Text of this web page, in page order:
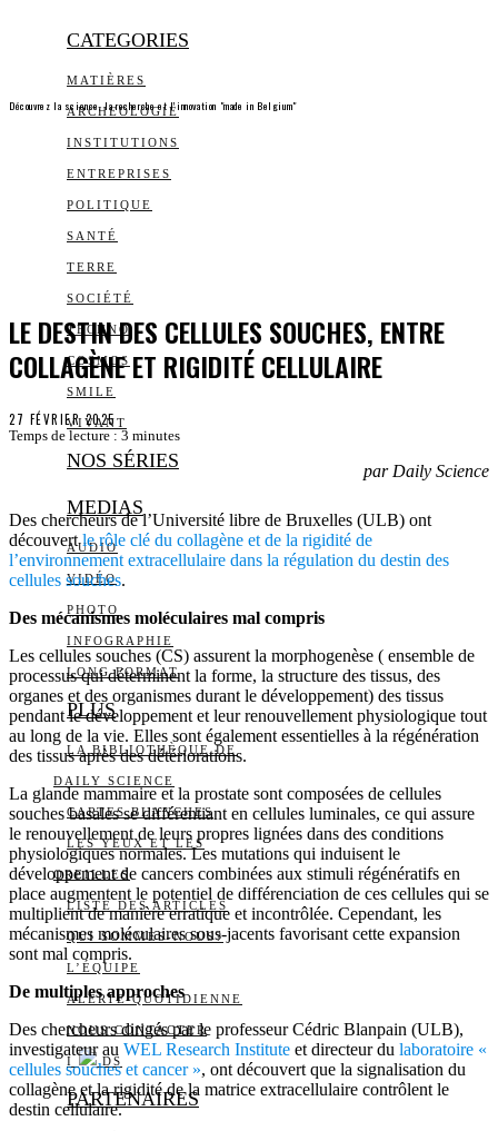
CATEGORIES
MATIÈRES
ARCHEOLOGIE
INSTITUTIONS
ENTREPRISES
POLITIQUE
SANTÉ
TERRE
SOCIÉTÉ
TECHNO
COSMOS
SMILE
VIVANT
NOS SÉRIES
MEDIAS
AUDIO
VIDÉO
PHOTO
INFOGRAPHIE
LONG FORMAT
PLUS
LA BIBLIOTHÈQUE DE
DAILY SCIENCE
CARTES BLANCHES
LES YEUX ET LES
OREILLES
LISTE DES ARTICLES
QUI SOMMES-NOUS?
L’ÉQUIPE
ALERTE QUOTIDIENNE
NOUS CONTACTER
I DS
PARTENAIRES
Découvrez la science, la recherche et l’innovation "made in Belgium"
LE DESTIN DES CELLULES SOUCHES, ENTRE
COLLAGÈNE ET RIGIDITÉ CELLULAIRE
27 FÉVRIER 2025
Temps de lecture : 3 minutes
par Daily Science
Des chercheurs de l’Université libre de Bruxelles (ULB) ont
découvertle rôle clé du collagène et de la rigidité de
l’environnement extracellulaire dans la régulation du destin des
cellules souches.
Des mécanismes moléculaires mal compris
Les cellules souches (CS) assurent la morphogenèse ( ensemble de
processus qui déterminent la forme, la structure des tissus, des
organes et des organismes durant le développement) des tissus
pendant le développement et leur renouvellement physiologique tout
au long de la vie. Elles sont également essentielles à la régénération
des tissus après des détériorations.
La glande mammaire et la prostate sont composées de cellules
souches basales se différentiant en cellules luminales, ce qui assure
le renouvellement de leurs propres lignées dans des conditions
physiologiques normales. Les mutations qui induisent le
développement de cancers combinées aux stimuli régénératifs en
place augmentent le potentiel de différenciation de ces cellules qui se
multiplient de manière erratique et incontrôlée. Cependant, les
mécanismes moléculaires sous-jacents favorisant cette expansion
sont mal compris.
De multiples approches
Des chercheurs dirigés par le professeur Cédric Blanpain (ULB),
investigateur au WEL Research Institute et directeur du laboratoire «
cellules souches et cancer », ont découvert que la signalisation du
collagène et la rigidité de la matrice extracellulaire contrôlent le
destin cellulaire.